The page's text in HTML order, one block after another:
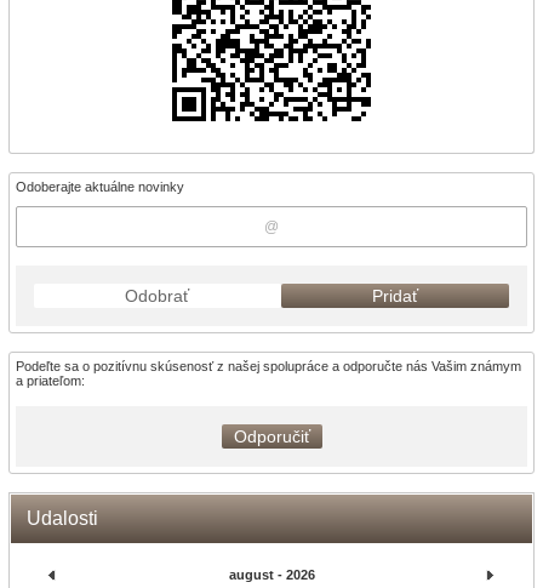
Odoberajte aktuálne novinky
Odobrať Pridať
Podeľte sa o pozitívnu skúsenosť z našej spolupráce a odporučte nás Vašim známym
a priateľom:
Odporučiť
Udalosti
august - 2026